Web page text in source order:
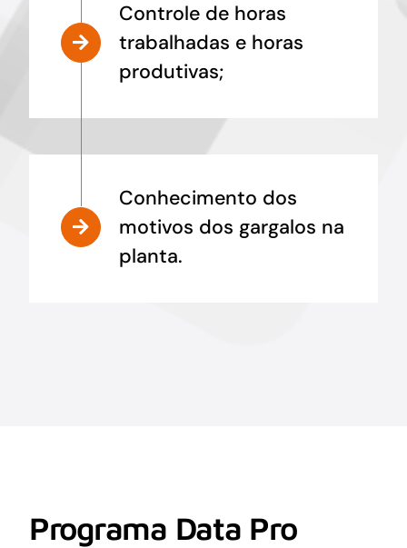
Controle de horas
trabalhadas e horas
produtivas;
Conhecimento dos
motivos dos gargalos na
planta.
Programa Data Pro